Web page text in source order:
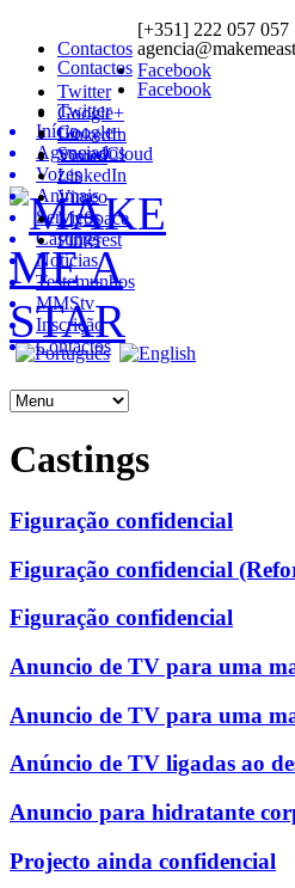
Contactos
Facebook
Twitter
Google+
SoundCloud
LinkedIn
Vimeo
MySpace
Pinterest
Contactos
[+351] 222 057 057
Facebook
Twitter
Google+
LinkedIn
Vimeo
Castings
Figuração confidencial
Figuração confidencial
Figuração confidencial
Anuncio de TV para uma
Anuncio de TV para uma
Anúncio de TV ligadas ao
Anuncio para hidratante
Projecto ainda confidencial
Início
Agenciados
Vozes
Animais
Serviços
Castings
Notícias
Testemunhos
MMStv
Inscrição
Contactos